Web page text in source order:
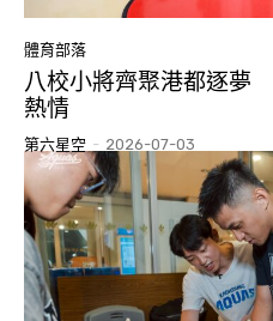
體育部落
八校小將齊聚港都逐夢
熱情
第六星空 - 2026-07-03